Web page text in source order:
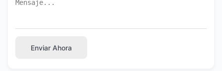
Enviar Ahora